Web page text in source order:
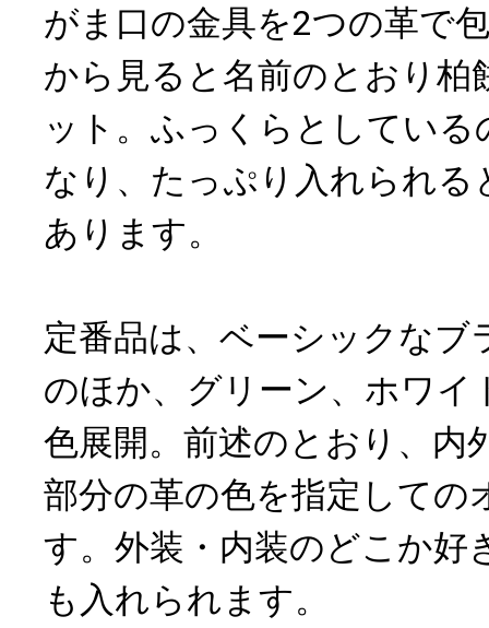
がま口の金具を2つの革で
から見ると名前のとおり柏
ット。ふっくらとしてい
なり、たっぷり入れられ
あります。
定番品は、ベーシックなブ
のほか、グリーン、ホワイ
色展開。前述のとおり、内
部分の革の色を指定しての
す。外装・内装のどこか好
も入れられます。